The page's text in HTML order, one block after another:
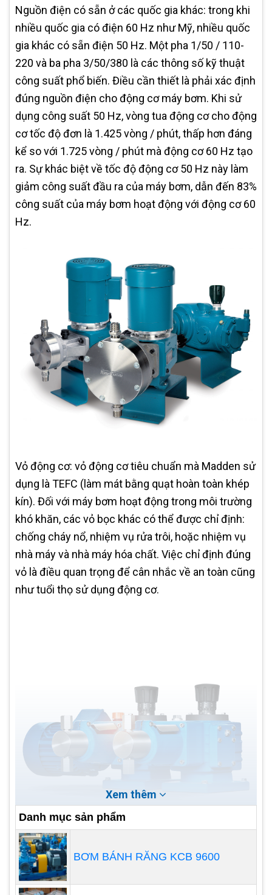
Nguồn điện có sẵn ở các quốc gia khác: trong khi
nhiều quốc gia có điện 60 Hz như Mỹ, nhiều quốc
gia khác có sẵn điện 50 Hz. Một pha 1/50 / 110-
220 và ba pha 3/50/380 là các thông số kỹ thuật
công suất phổ biến. Điều cần thiết là phải xác định
đúng nguồn điện cho động cơ máy bơm. Khi sử
dụng công suất 50 Hz, vòng tua động cơ cho động
cơ tốc độ đơn là 1.425 vòng / phút, thấp hơn đáng
kể so với 1.725 vòng / phút mà động cơ 60 Hz tạo
ra. Sự khác biệt về tốc độ động cơ 50 Hz này làm
giảm công suất đầu ra của máy bơm, dẫn đến 83%
công suất của máy bơm hoạt động với động cơ 60
Hz.
Vỏ động cơ: vỏ động cơ tiêu chuẩn mà Madden sử
dụng là TEFC (làm mát bằng quạt hoàn toàn khép
kín). Đối với máy bơm hoạt động trong môi trường
khó khăn, các vỏ bọc khác có thể được chỉ định:
chống cháy nổ, nhiệm vụ rửa trôi, hoặc nhiệm vụ
nhà máy và nhà máy hóa chất. Việc chỉ định đúng
vỏ là điều quan trọng để cân nhắc về an toàn cũng
như tuổi thọ sử dụng động cơ.
Động cơ thay thế: đôi khi chúng tôi nhận được yêu
cầu về động cơ DC dòng điện một chiều hoạt
Xem thêm
Danh mục sản phẩm
BƠM BÁNH RĂNG KCB 9600